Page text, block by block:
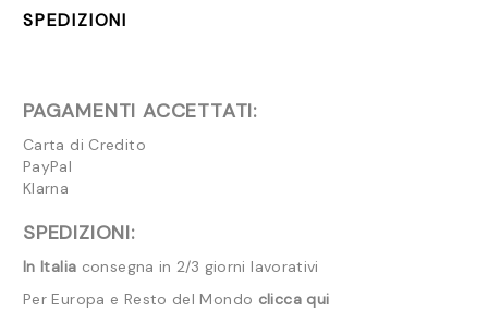
SPEDIZIONI
PAGAMENTI ACCETTATI:
Carta di Credito
PayPal
Klarna
SPEDIZIONI:
In Italia consegna in 2/3 giorni lavorativi
Per Europa e Resto del Mondo clicca qui